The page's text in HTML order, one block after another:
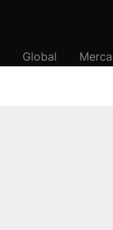
Global